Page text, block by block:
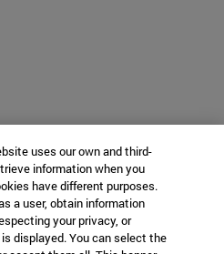
uses our own and third-
information when you
have different purposes.
a user, obtain information
your privacy, or
displayed. You can select the